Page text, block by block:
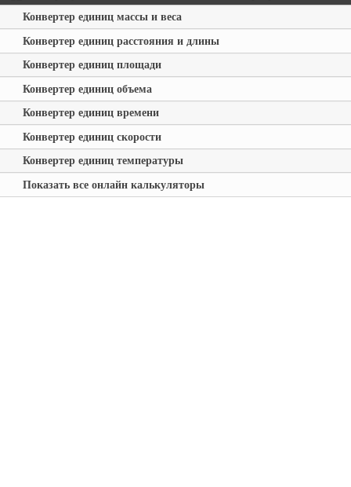
Конвертер единиц массы и веса
Конвертер единиц расстояния и длины
Конвертер единиц площади
Конвертер единиц объема
Конвертер единиц времени
Конвертер единиц скорости
Конвертер единиц температуры
Показать все онлайн калькуляторы